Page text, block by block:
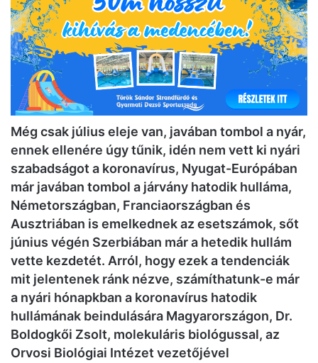
Még csak július eleje van, javában tombol a nyár,
ennek ellenére úgy tűnik, idén nem vett ki nyári
szabadságot a koronavírus, Nyugat-Európában
már javában tombol a járvány hatodik hulláma,
Németországban, Franciaországban és
Ausztriában is emelkednek az esetszámok, sőt
június végén Szerbiában már a hetedik hullám
vette kezdetét. Arról, hogy ezek a tendenciák
mit jelentenek ránk nézve, számíthatunk-e már
a nyári hónapkban a koronavírus hatodik
hullámának beindulására Magyarországon, Dr.
Boldogkői Zsolt, molekuláris biológussal, az
Orvosi Biológiai Intézet vezetőjével